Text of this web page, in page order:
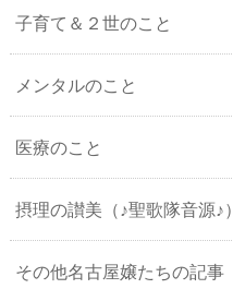
子育て＆２世のこと
メンタルのこと
医療のこと
摂理の讃美（♪聖歌隊音源♪）
その他名古屋嬢たちの記事